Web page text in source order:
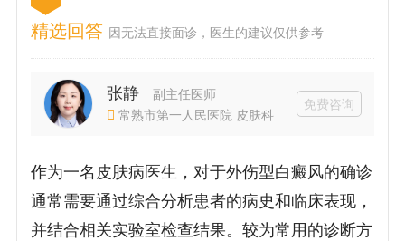
精选回答 因无法直接面诊，医生的建议仅供参考
张静
副主任医师
常熟市第一人民医院 皮肤科
免费咨询
作为一名皮肤病医生，对于外伤型白癜风的确诊
通常需要通过综合分析患者的病史和临床表现，
并结合相关实验室检查结果。较为常用的诊断方